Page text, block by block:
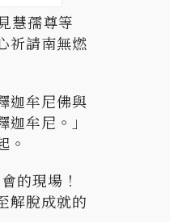
慧孺尊等
祈請南無燃
迦牟尼佛與
牟尼。」
。
的現場！
解脫成就的